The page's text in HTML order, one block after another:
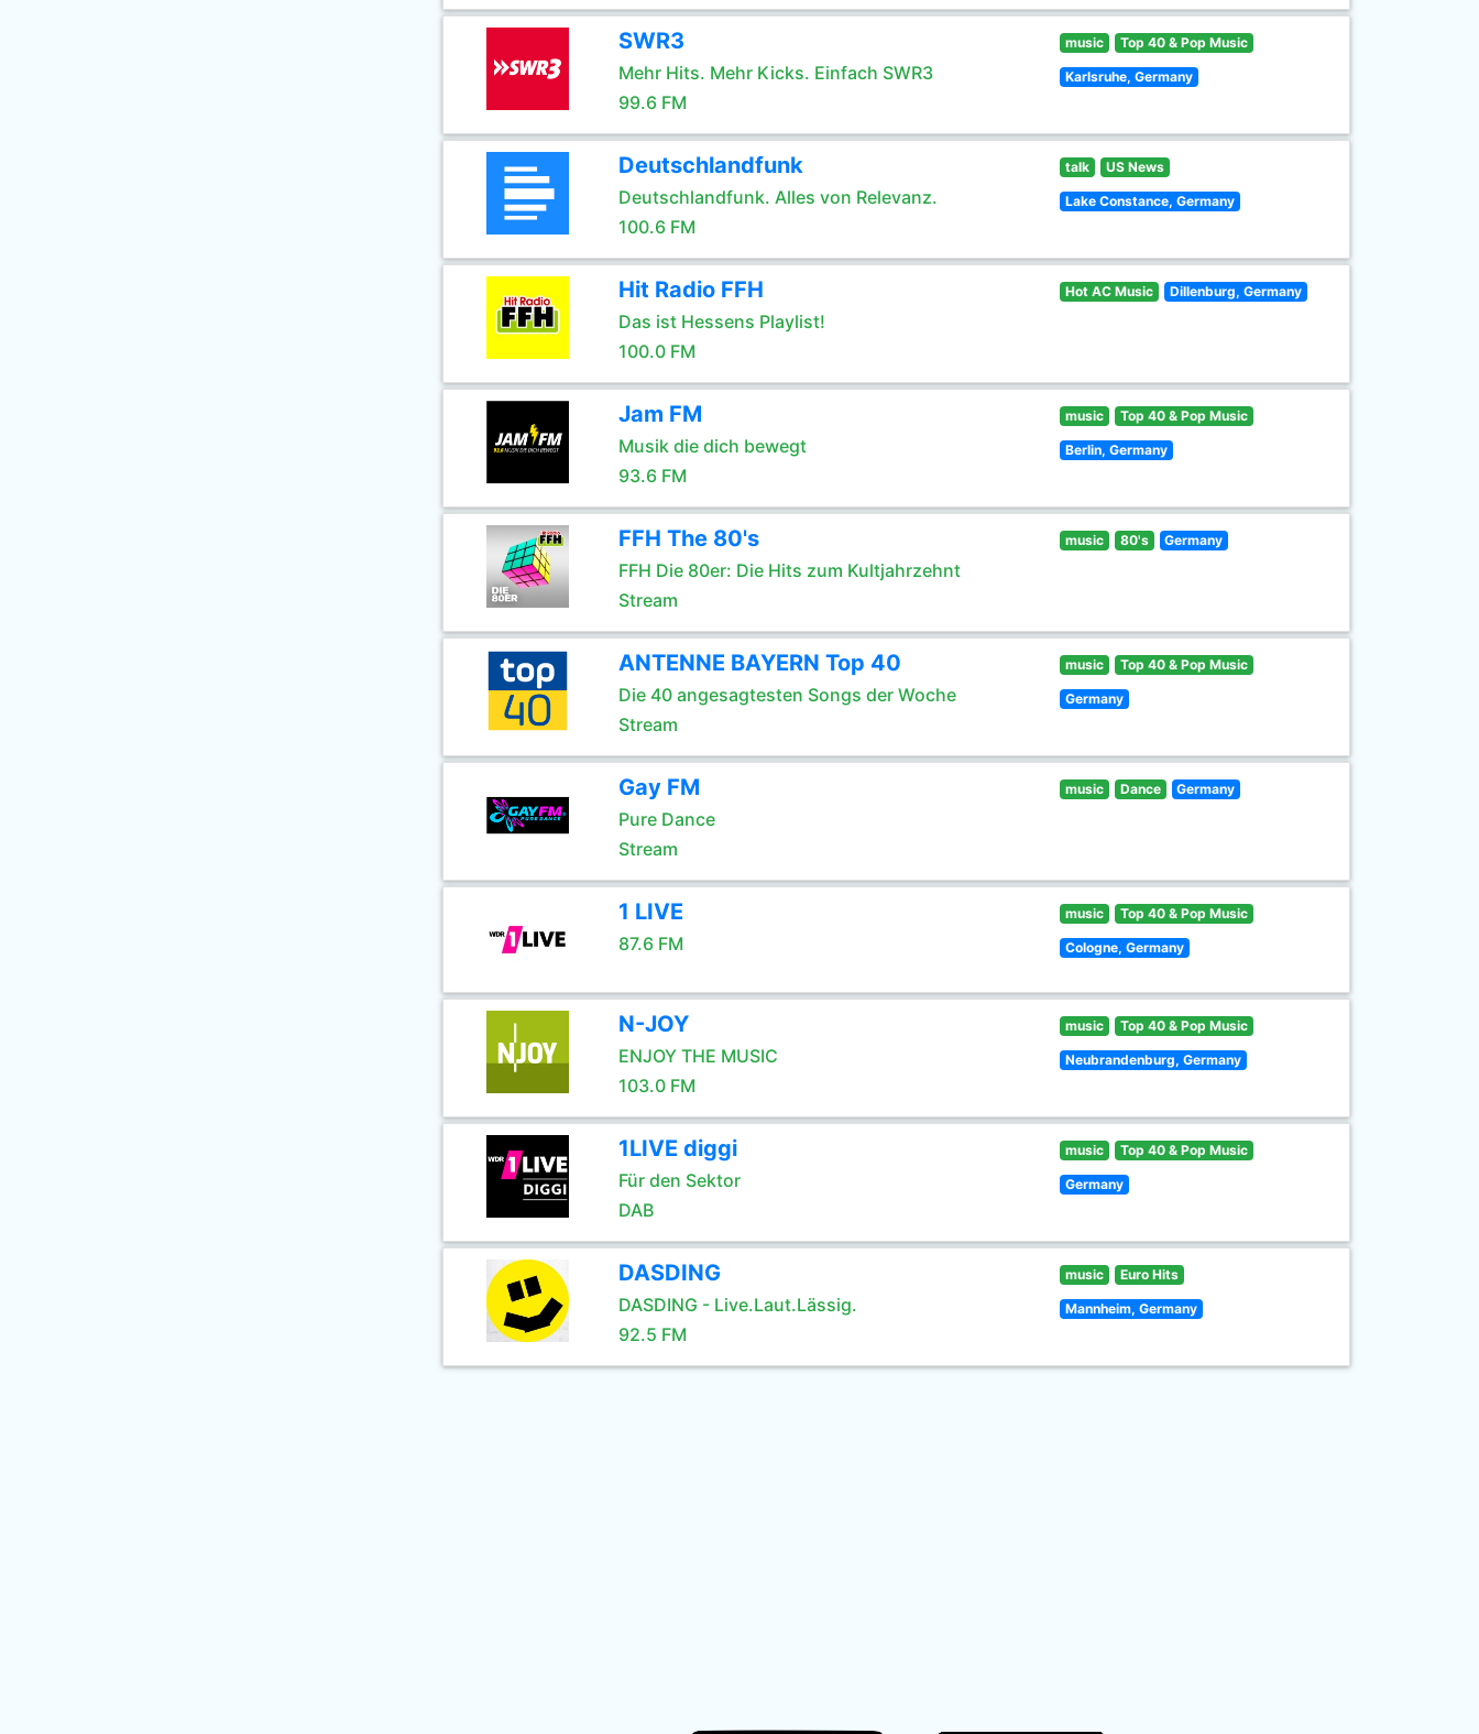
SWR3
Mehr Hits. Mehr Kicks. Einfach SWR3
99.6 FM
music Top 40 & Pop Music
Karlsruhe, Germany
Deutschlandfunk
Deutschlandfunk. Alles von Relevanz.
100.6 FM
talk US News
Lake Constance, Germany
Hit Radio FFH
Das ist Hessens Playlist!
100.0 FM
Hot AC Music Dillenburg, Germany
Jam FM
Musik die dich bewegt
93.6 FM
music Top 40 & Pop Music
Berlin, Germany
FFH The 80's
FFH Die 80er: Die Hits zum Kultjahrzehnt
Stream
music 80's Germany
ANTENNE BAYERN Top 40
Die 40 angesagtesten Songs der Woche
Stream
music Top 40 & Pop Music
Germany
Gay FM
Pure Dance
Stream
music Dance Germany
1 LIVE
87.6 FM
music Top 40 & Pop Music
Cologne, Germany
N-JOY
ENJOY THE MUSIC
103.0 FM
music Top 40 & Pop Music
Neubrandenburg, Germany
1LIVE diggi
Für den Sektor
DAB
music Top 40 & Pop Music
Germany
DASDING
DASDING - Live.Laut.Lässig.
92.5 FM
music Euro Hits
Mannheim, Germany